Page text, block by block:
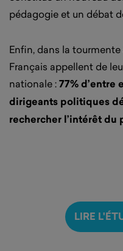
pédagogie et un débat
Enfin, dans la tourmente
Français appellent de
nationale :77% d’entre
dirigeants politiques
rechercher l’intérêt du
LIRE